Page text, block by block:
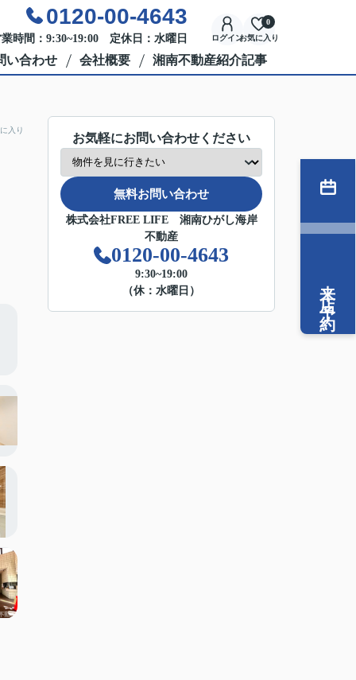
0120-00-4643
時間：9:30~19:00 定休日：水曜日 ログインお気に入り
0
い合わせ 会社概要 湘南不動産紹介記事
入り
お気軽にお問い合わせください
無料お問い合わせ
株式会社FREE LIFE 湘南ひがし海岸
不動産
0120-00-4643
9:30~19:00
（休：水曜日）
来店予約